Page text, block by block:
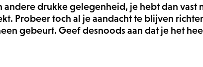
drukke gelegenheid, je hebt dan vast
Probeer toch al je aandacht te blijven
gebeurt. Geef desnoods aan dat je het